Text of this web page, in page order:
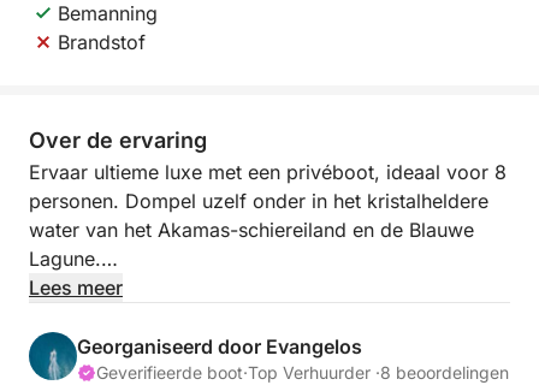
Bemanning
Brandstof
Over de ervaring
Ervaar ultieme luxe met een privéboot, ideaal voor 8
personen. Dompel uzelf onder in het kristalheldere
water van het Akamas-schiereiland en de Blauwe
Lagune.
Of u nu op zoek bent naar een romantisch uitje, een
familievakantie of een avontuur vol plezier met
Lees meer
Georganiseerd door Evangelos
Geverifieerde boot·Top Verhuurder ·8 beoordelingen